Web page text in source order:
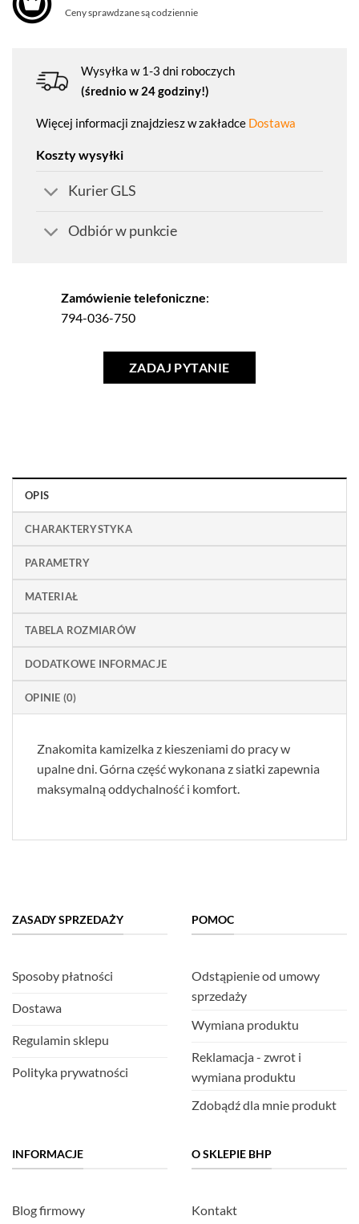
Ceny sprawdzane są codziennie
Wysyłka w 1-3 dni roboczych
(średnio w 24 godziny!)
Więcej informacji znajdziesz w zakładce Dostawa
Koszty wysyłki
Kurier GLS
Odbiór w punkcie
Zamówienie telefoniczne:
794-036-750
ZADAJ PYTANIE
OPIS
CHARAKTERYSTYKA
PARAMETRY
MATERIAŁ
TABELA ROZMIARÓW
DODATKOWE INFORMACJE
OPINIE (0)
Znakomita kamizelka z kieszeniami do pracy w
upalne dni. Górna część wykonana z siatki zapewnia
maksymalną oddychalność i komfort.
ZASADY SPRZEDAŻY
Sposoby płatności
Dostawa
Regulamin sklepu
Polityka prywatności
POMOC
Odstąpienie od umowy
sprzedaży
Wymiana produktu
Reklamacja - zwrot i
wymiana produktu
Zdobądź dla mnie produkt
INFORMACJE
Blog firmowy
O SKLEPIE BHP
Kontakt